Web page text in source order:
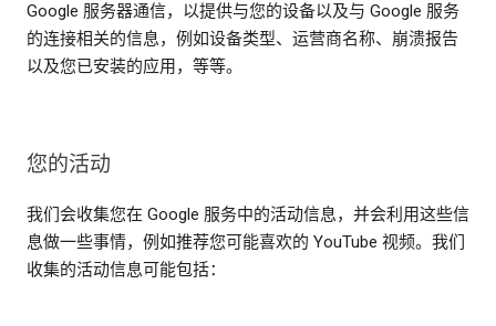
Google 服务器通信，以提供与您的设备以及与 Google 服务
的连接相关的信息，例如设备类型、运营商名称、崩溃报告
以及您已安装的应用，等等。
您的活动
我们会收集您在 Google 服务中的活动信息，并会利用这些信
息做一些事情，例如推荐您可能喜欢的 YouTube 视频。我们
收集的活动信息可能包括：